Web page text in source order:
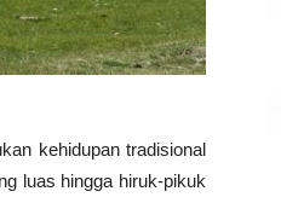
kehidupan tradisional
luas hingga hiruk-pikuk